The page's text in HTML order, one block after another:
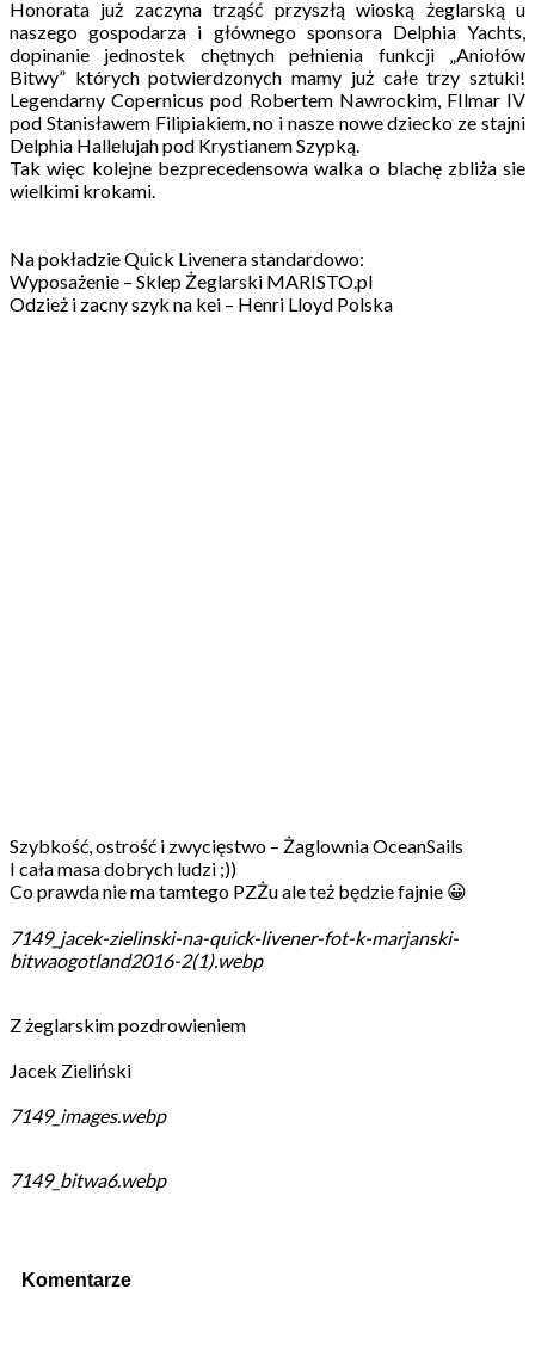
Honorata już zaczyna trząść przyszłą wioską żeglarską u
naszego gospodarza i głównego sponsora Delphia Yachts,
dopinanie jednostek chętnych pełnienia funkcji „Aniołów
Bitwy” których potwierdzonych mamy już całe trzy sztuki!
Legendarny Copernicus pod Robertem Nawrockim, FIlmar IV
pod Stanisławem Filipiakiem, no i nasze nowe dziecko ze stajni
Delphia Hallelujah pod Krystianem Szypką.
Tak więc kolejne bezprecedensowa walka o blachę zbliża sie
wielkimi krokami.
Na pokładzie Quick Livenera standardowo:
Wyposażenie – Sklep Żeglarski MARISTO.pl
Odzież i zacny szyk na kei – Henri Lloyd Polska
Szybkość, ostrość i zwycięstwo – Żaglownia OceanSails
I cała masa dobrych ludzi ;))
Co prawda nie ma tamtego PZŻu ale też będzie fajnie 😀
7149_jacek-zielinski-na-quick-livener-fot-k-marjanski-
bitwaogotland2016-2(1).webp
Z żeglarskim pozdrowieniem
Jacek Zieliński
7149_images.webp
7149_bitwa6.webp
Komentarze